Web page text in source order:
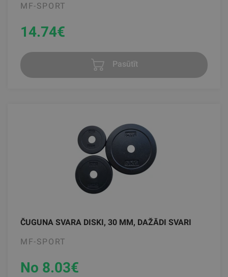
MF-SPORT
14.74€
Pasūtīt
ČUGUNA SVARA DISKI, 30 MM, DAŽĀDI SVARI
MF-SPORT
No 8.03€